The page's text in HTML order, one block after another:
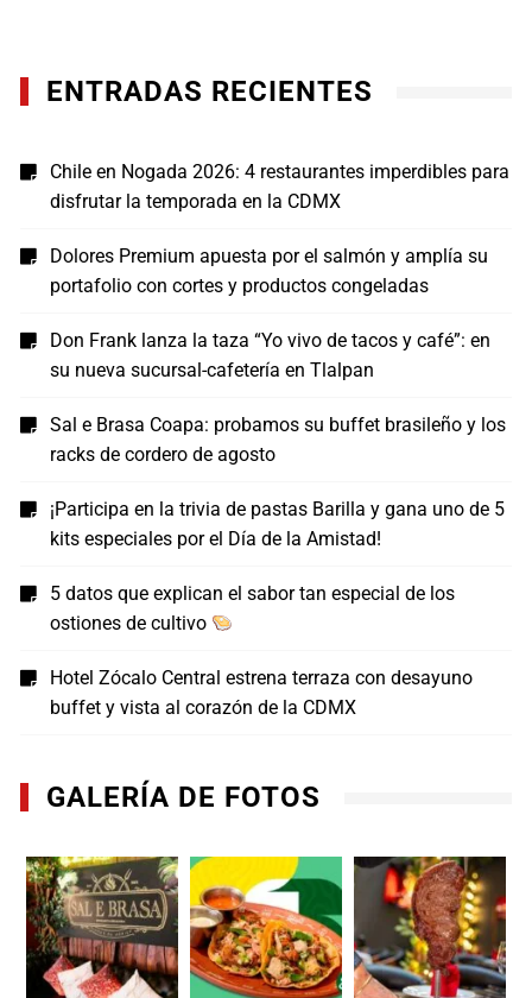
ENTRADAS RECIENTES
Chile en Nogada 2026: 4 restaurantes imperdibles para
disfrutar la temporada en la CDMX
Dolores Premium apuesta por el salmón y amplía su
portafolio con cortes y productos congeladas
Don Frank lanza la taza “Yo vivo de tacos y café”: en
su nueva sucursal-cafetería en Tlalpan
Sal e Brasa Coapa: probamos su buffet brasileño y los
racks de cordero de agosto
¡Participa en la trivia de pastas Barilla y gana uno de 5
kits especiales por el Día de la Amistad!
5 datos que explican el sabor tan especial de los
ostiones de cultivo
Hotel Zócalo Central estrena terraza con desayuno
buffet y vista al corazón de la CDMX
GALERÍA DE FOTOS